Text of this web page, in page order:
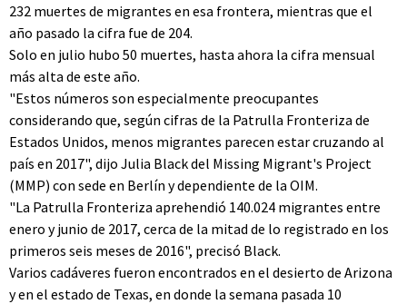
232 muertes de migrantes en esa frontera, mientras que el
año pasado la cifra fue de 204.
Solo en julio hubo 50 muertes, hasta ahora la cifra mensual
más alta de este año.
"Estos números son especialmente preocupantes
considerando que, según cifras de la Patrulla Fronteriza de
Estados Unidos, menos migrantes parecen estar cruzando al
país en 2017", dijo Julia Black del Missing Migrant's Project
(MMP) con sede en Berlín y dependiente de la OIM.
"La Patrulla Fronteriza aprehendió 140.024 migrantes entre
enero y junio de 2017, cerca de la mitad de lo registrado en los
primeros seis meses de 2016", precisó Black.
Varios cadáveres fueron encontrados en el desierto de Arizona
y en el estado de Texas, en donde la semana pasada 10